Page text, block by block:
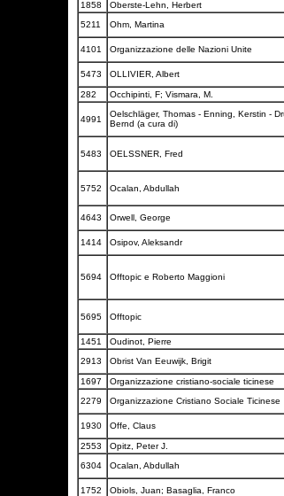
1858
Oberste-Lehn, Herbert
5211
Ohm, Martina
4101
Organizzazione delle Nazioni Unite
5473
OLLIVIER, Albert
282
Occhipinti, F; Vismara, M.
4991
Oelschläger, Thomas - Enning, Kerstin -
Bernd (a cura di)
5483 OELSSNER, Fred
5752 Ocalan, Abdullah
4643
Orwell, George
1414
Osipov, Aleksandr
5694 Offtopic e Roberto Maggioni
5695 Offtopic
1451
Oudinot, Pierre
2913
Obrist Van Eeuwijk, Brigit
1697 Organizzazione cristiano-sociale ticinese
2279
Organizzazione Cristiano Sociale Ticinese
1930 Offe, Claus
2553 Opitz, Peter J.
6304
Ocalan, Abdullah
1752 Obiols, Juan; Basaglia, Franco